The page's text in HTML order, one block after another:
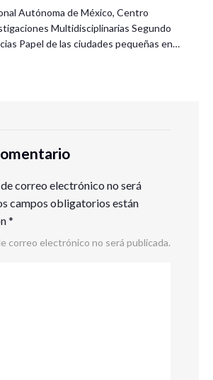
Autónoma de México, Centro
Multidisciplinarias Segundo
Papel de las ciudades pequeñas en…
correo electrónico no será
campos obligatorios están
*
correo electrónico no será publicada.